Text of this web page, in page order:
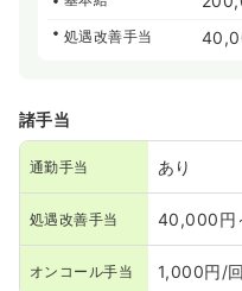
処遇改善手当
諸手当
通勤手当 あり
処遇改善手当 40,000円
オンコール手当 1,000円/回